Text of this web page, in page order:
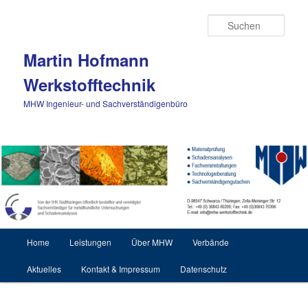
Martin Hofmann
Werkstofftechnik
MHW Ingenieur- und Sachverständigenbüro
Home Leistungen Über MHW Verbände
Aktuelles Kontakt & Impressum Datenschutz